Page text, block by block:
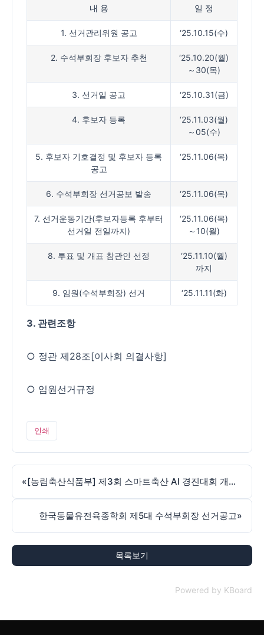
내 용 일 정
1. 선거관리위원 공고 ‘25.10.15(수)
2. 수석부회장 후보자 추천
‘25.10.20(월)
～30(목)
3. 선거일 공고 ‘25.10.31(금)
4. 후보자 등록
‘25.11.03(월)
～05(수)
5. 후보자 기호결정 및 후보자 등록
공고
‘25.11.06(목)
6. 수석부회장 선거공보 발송 ‘25.11.06(목)
7. 선거운동기간(후보자등록 후부터
선거일 전일까지)
‘25.11.06(목)
～10(월)
8. 투표 및 개표 참관인 선정
‘25.11.10(월)
까지
9. 임원(수석부회장) 선거 ‘25.11.11(화)
3. 관련조항
○ 정관 제28조[이사회 의결사항]
○ 임원선거규정
인쇄
« [농림축산식품부] 제3회 스마트축산 AI 경진대회 개최 안내
한국동물유전육종학회 제5대 수석부회장 선거공고»
목록보기
Powered by KBoard